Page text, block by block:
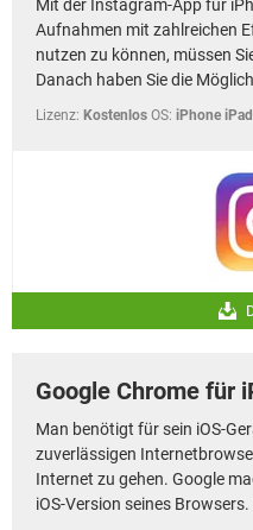
FACEBOOK
Mit der Instagram-App für
Aufnahmen mit zahlreichen
nutzen zu können, müssen
Danach haben Sie die
Lizenz: Kostenlos OS: iPhone iPad
Google Chrome für
Man benötigt für sein iOS-
zuverlässigen
Internet zu gehen. Google
iOS-Version seines